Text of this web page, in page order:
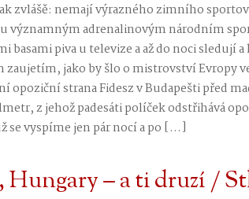
zvlášě: nemají výrazného zimního
významným adrenalinovým národním
basami piva u televize a až do noci sledují
jako by šlo o mistrovství Evropy
strana Fidesz v Budapešti před
z jehož padesáti políček odstřihává
se vyspíme jen pár nocí a po […]
Hungary – a ti druzí /